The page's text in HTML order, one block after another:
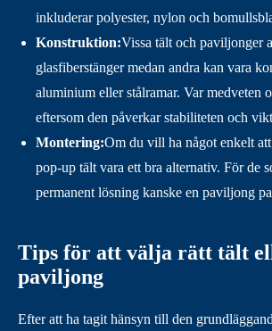
inkluderar polyester, nylon och
Konstruktion:Vissa tält och paviljonger
glasfiberstänger medan andra kan vara
aluminium eller stålramar. Var medveten
eftersom den påverkar stabiliteten och
Montering:Om du vill ha något enkelt
pop-up tält vara ett bra alternativ. För de
permanent lösning kanske en paviljong
Tips för att välja rätt tält
paviljong
Efter att ha tagit hänsyn till den